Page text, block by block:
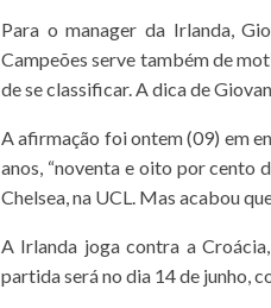
Para o manager da Irlanda,
Campeões serve também de
de se classificar. A dica de
A afirmação foi ontem (09) em
anos, “noventa e oito por cento
Chelsea, na UCL. Mas acabou
A Irlanda joga contra a
partida será no dia 14 de junho,